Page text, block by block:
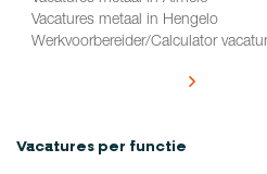
Vacatures metaal in Hengelo
Werkvoorbereider/Calculator
Vacatures per functie